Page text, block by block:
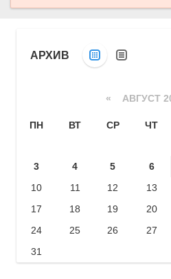
АРХИВ
« АВГУСТ
ПН ВТ СР ЧТ
3
4 5 6
10
11 12 13
17
18 19 20
24
25 26 27
31